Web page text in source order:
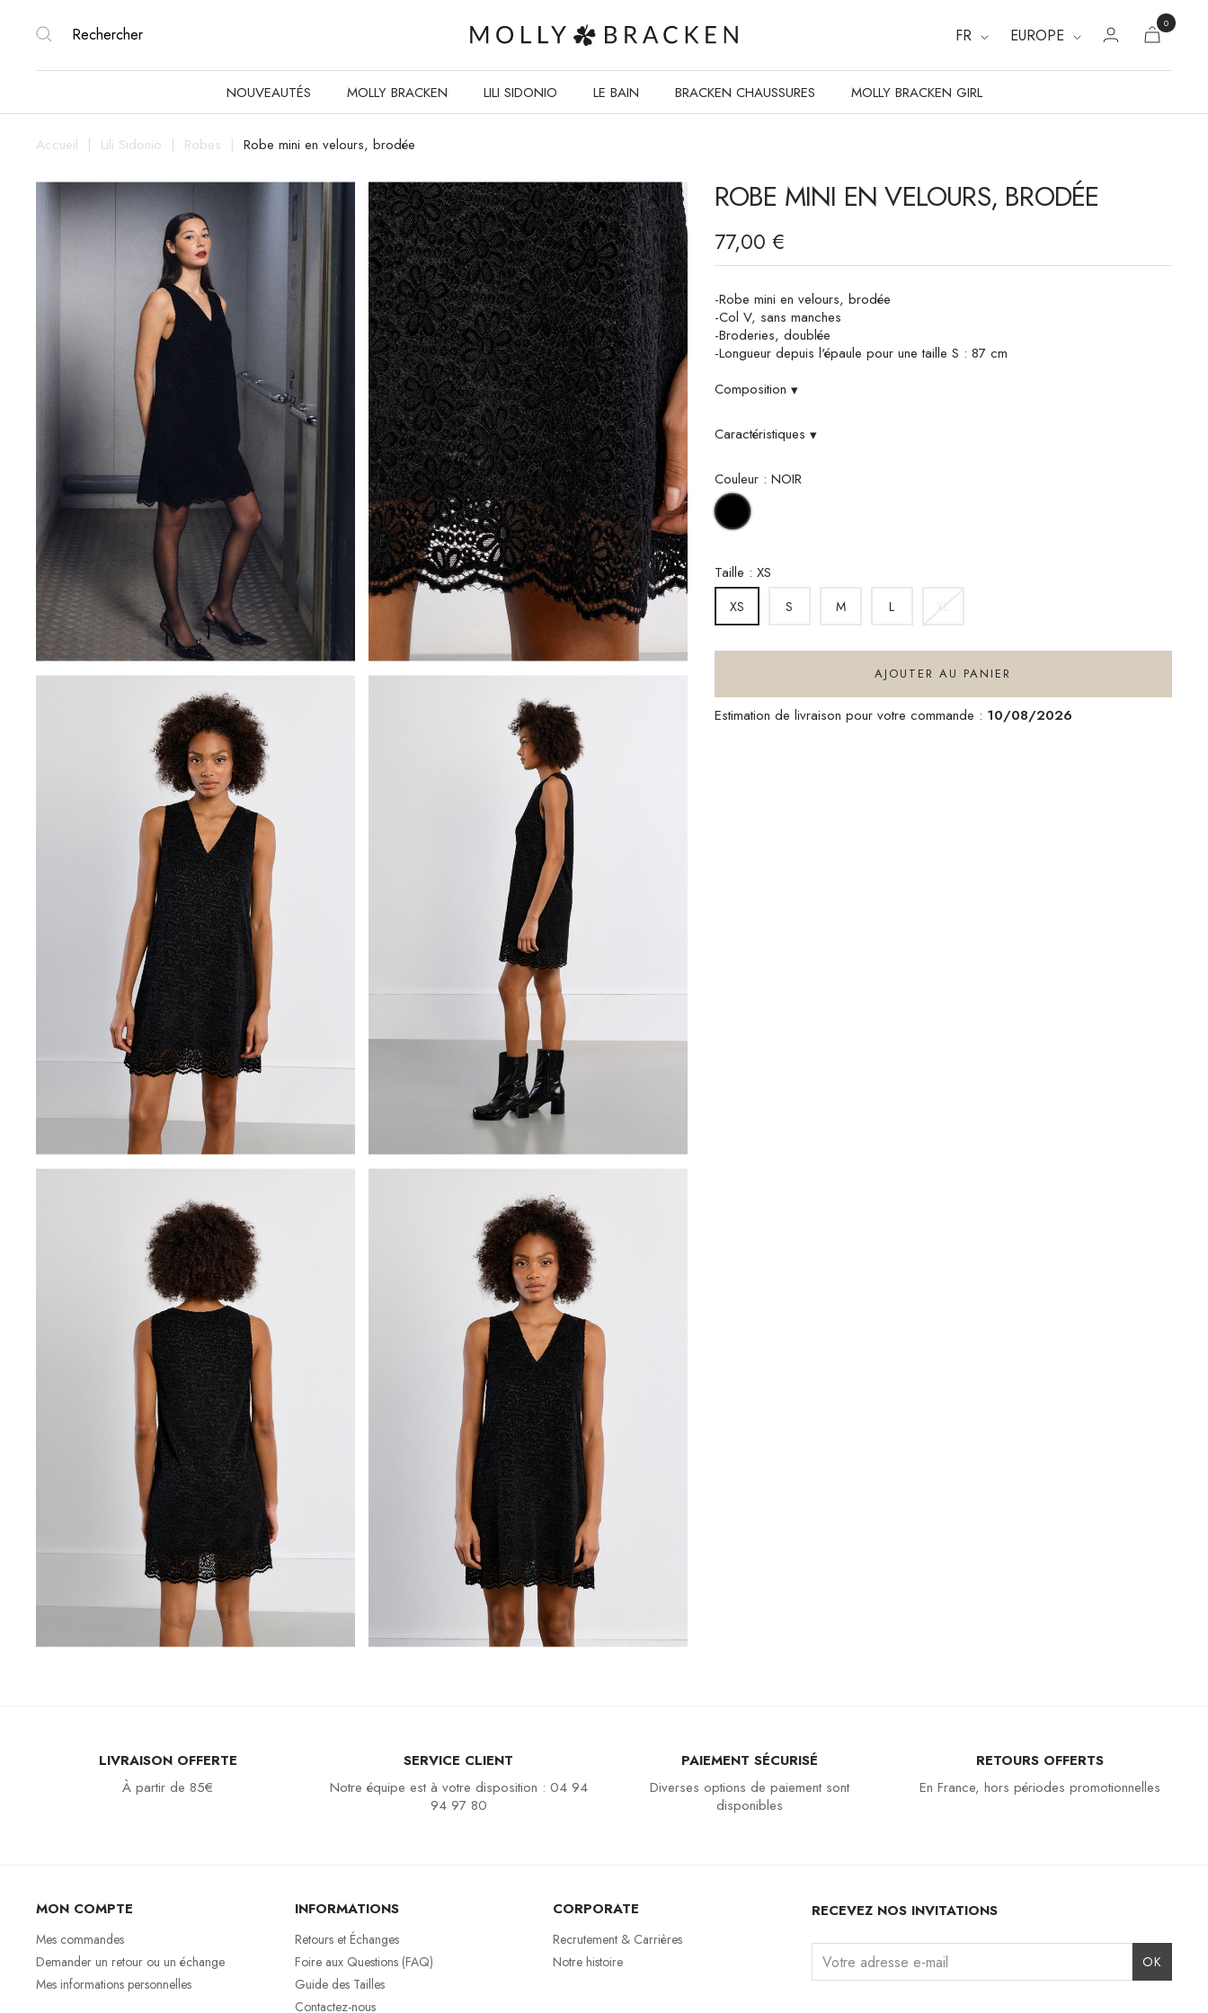
FR EUROPE
0
NOUVEAUTÉS MOLLY BRACKEN LILI SIDONIO LE BAIN BRACKEN CHAUSSURES MOLLY BRACKEN GIRL
Accueil Lili Sidonio Robes Robe mini en velours, brodée
ROBE MINI EN VELOURS, BRODÉE
77,00 €
-Robe mini en velours, brodée
-Col V, sans manches
-Broderies, doublée
-Longueur depuis l'épaule pour une taille S : 87 cm
Composition ▾
Caractéristiques ▾
Couleur : NOIR
NOIR
Taille : XS
XS S M L
AJOUTER AU PANIER
Estimation de livraison pour votre commande : 10/08/2026
LIVRAISON OFFERTE
À partir de 85€
SERVICE CLIENT
Notre équipe est à votre disposition : 04 94
94 97 80
PAIEMENT SÉCURISÉ
Diverses options de paiement sont
disponibles
RETOURS OFFERTS
En France, hors périodes promotionnelles
MON COMPTE
Mes commandes
Demander un retour ou un échange
Mes informations personnelles
INFORMATIONS
Retours et Échanges
Foire aux Questions (FAQ)
Guide des Tailles
Contactez-nous
CORPORATE
Recrutement & Carrières
Notre histoire
RECEVEZ NOS INVITATIONS